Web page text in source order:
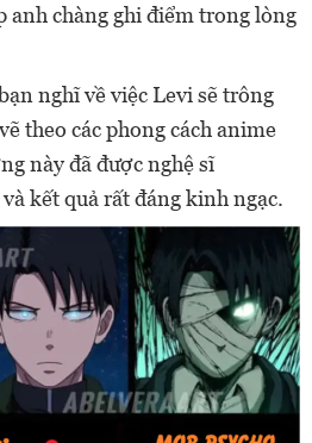
anh chàng ghi điểm trong lòng
nghĩ về việc Levi sẽ trông
theo các phong cách anime
này đã được nghệ sĩ
kết quả rất đáng kinh ngạc.